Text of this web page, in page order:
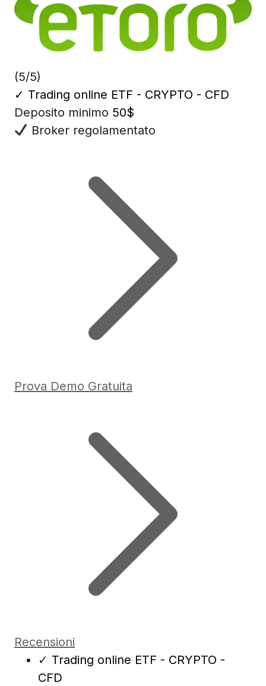
(5/5)
✓ Trading online ETF - CRYPTO - CFD
Deposito minimo 50$
Broker regolamentato
Prova Demo Gratuita
Recensioni
✓ Trading online ETF - CRYPTO -
CFD